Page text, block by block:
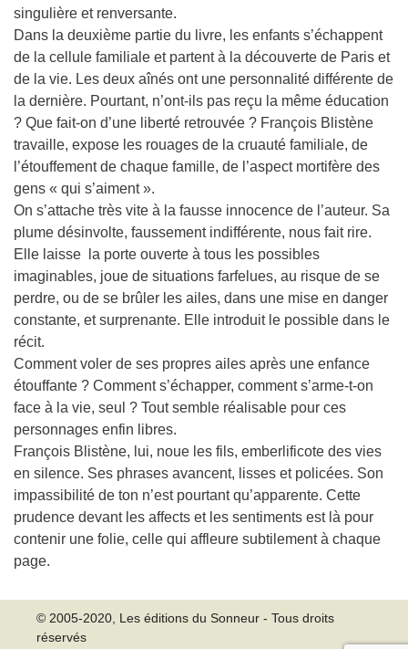
singulière et renversante.
Dans la deuxième partie du livre, les enfants s’échappent
de la cellule familiale et partent à la découverte de Paris et
de la vie. Les deux aînés ont une personnalité différente de
la dernière. Pourtant, n’ont-ils pas reçu la même éducation
? Que fait-on d’une liberté retrouvée ? François Blistène
travaille, expose les rouages de la cruauté familiale, de
l’étouffement de chaque famille, de l’aspect mortifère des
gens « qui s’aiment ».
On s’attache très vite à la fausse innocence de l’auteur. Sa
plume désinvolte, faussement indifférente, nous fait rire.
Elle laisse la porte ouverte à tous les possibles
imaginables, joue de situations farfelues, au risque de se
perdre, ou de se brûler les ailes, dans une mise en danger
constante, et surprenante. Elle introduit le possible dans le
récit.
Comment voler de ses propres ailes après une enfance
étouffante ? Comment s’échapper, comment s’arme-t-on
face à la vie, seul ? Tout semble réalisable pour ces
personnages enfin libres.
François Blistène, lui, noue les fils, emberlificote des vies
en silence. Ses phrases avancent, lisses et policées. Son
impassibilité de ton n’est pourtant qu’apparente. Cette
prudence devant les affects et les sentiments est là pour
contenir une folie, celle qui affleure subtilement à chaque
page.
© 2005-2020, Les éditions du Sonneur - Tous droits
réservés